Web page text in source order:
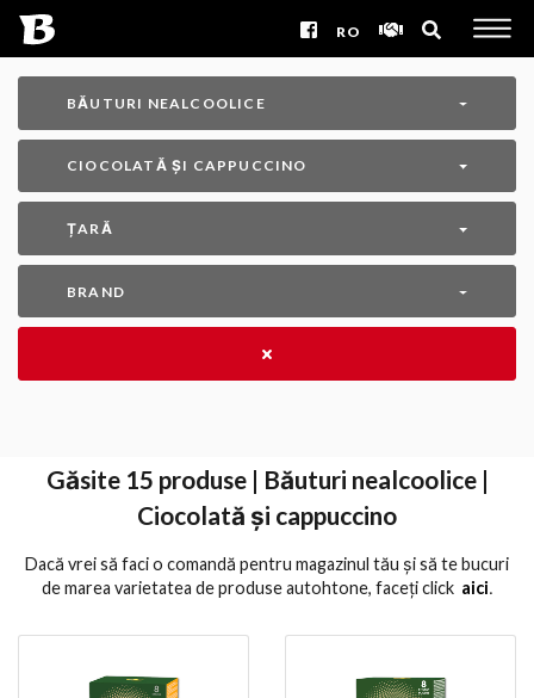
RO
BĂUTURI NEALCOOLICE
CIOCOLATĂ ȘI CAPPUCCINO
ȚARĂ
BRAND
Găsite 15 produse | Băuturi nealcoolice |
Ciocolată și cappuccino
Dacă vrei să faci o comandă pentru magazinul tău și să te bucuri
de marea varietatea de produse autohtone, faceți click aici․